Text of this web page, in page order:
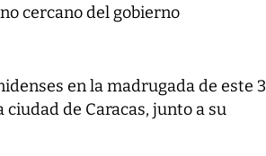
cercano del gobierno
en la madrugada de este 3
de Caracas, junto a su